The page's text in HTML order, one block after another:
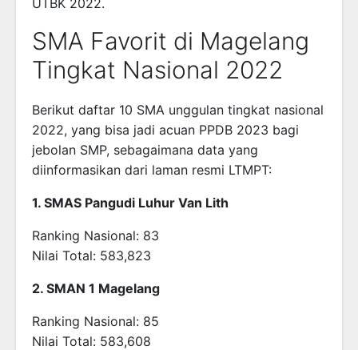
SMA Favorit di Magelang
Tingkat Nasional 2022
Berikut daftar 10 SMA unggulan tingkat nasional
2022, yang bisa jadi acuan PPDB 2023 bagi
jebolan SMP, sebagaimana data yang
diinformasikan dari laman resmi LTMPT:
1. SMAS Pangudi Luhur Van Lith
Ranking Nasional: 83
Nilai Total: 583,823
2. SMAN 1 Magelang
Ranking Nasional: 85
Nilai Total: 583,608